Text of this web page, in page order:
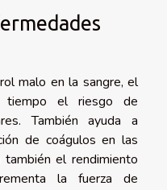
malo en la sangre, el
tiempo el riesgo de
También ayuda a
de coágulos en las
el rendimiento
la fuerza de